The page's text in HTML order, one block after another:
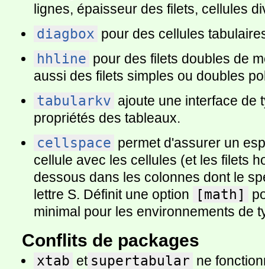
lignes, épaisseur des filets, cellules
diagbox pour des cellules
hhline pour des filets doubles de
aussi des filets simples ou doubles
tabularkv ajoute une interface de
propriétés des tableaux.
cellspace permet d'assurer un
cellule avec les cellules (et les filets
dessous dans les colonnes dont le
lettre S. Définit une option
[math]
minimal pour les environnements de
Conflits de packages
xtab et supertabular ne